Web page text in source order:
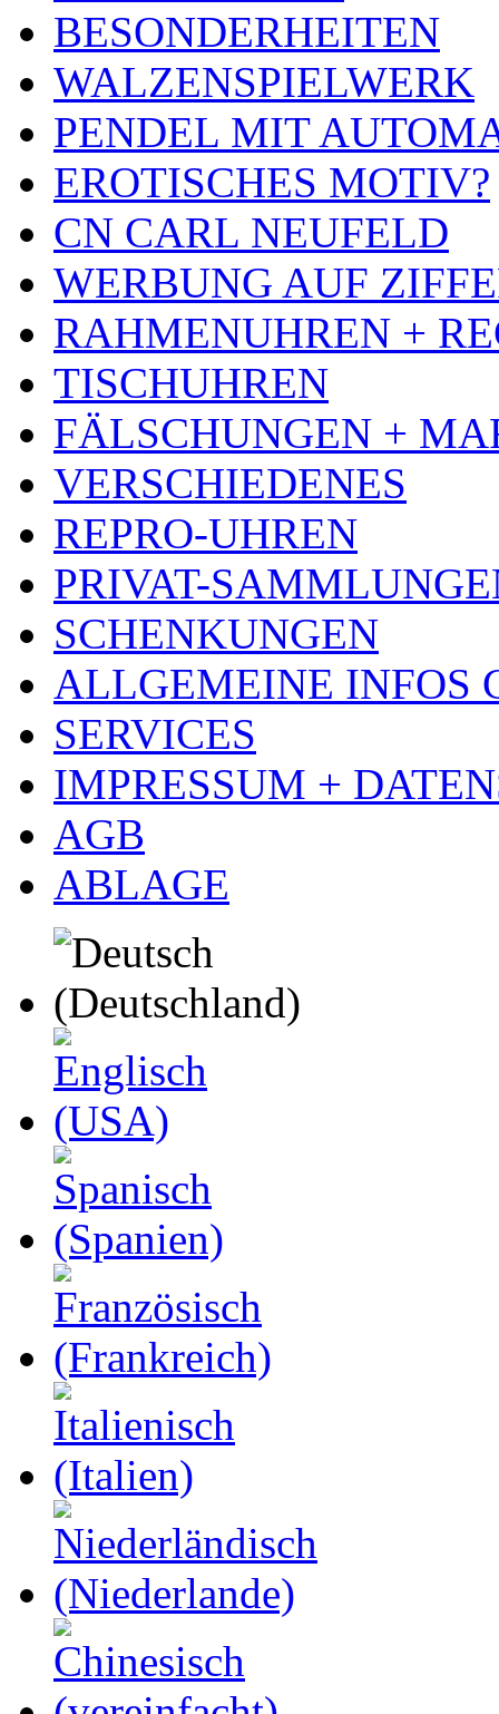
BESONDERHEITEN
WALZENSPIELWERK
PENDEL MIT
EROTISCHES MOTIV?
CN CARL NEUFELD
WERBUNG AUF
RAHMENUHREN +
TISCHUHREN
FÄLSCHUNGEN +
VERSCHIEDENES
REPRO-UHREN
PRIVAT-
SCHENKUNGEN
ALLGEMEINE INFOS
SERVICES
IMPRESSUM +
AGB
ABLAGE